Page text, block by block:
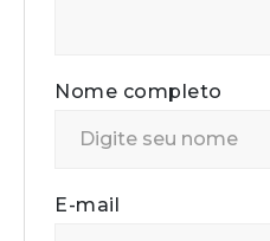
Nome completo
E-mail